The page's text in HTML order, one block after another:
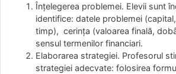
Înțelegerea problemei. Elevii sunt
identifice: datele problemei
timp), cerința (valoarea finală,
sensul termenilor financiari.
Elaborarea strategiei. Profesorul
strategiei adecvate: folosirea